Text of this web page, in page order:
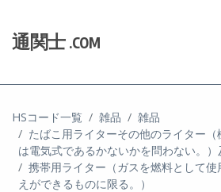
通関士 .COM
HSコード一覧 雑品
雑品
たばこ用ライターその他のライター
は電気式であるかないかを問わない。
携帯用ライター（ガスを燃料として
えができるものに限る。）
通関Ｑ＆Ａ
通関士NEWS